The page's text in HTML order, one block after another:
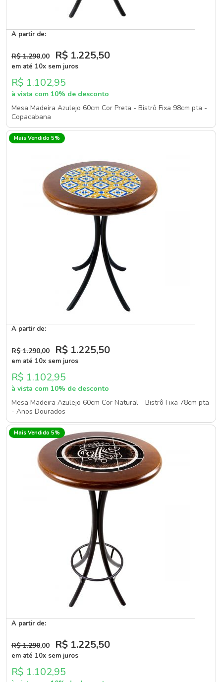
A partir de:
R$ 1.290,00 R$ 1.225,50
em até 10x sem juros
R$ 1.102,95
à vista com 10% de desconto
Mesa Madeira Azulejo 60cm Cor Preta - Bistrô Fixa 98cm pta -
Copacabana
Mais Vendido 5%
A partir de:
R$ 1.290,00 R$ 1.225,50
em até 10x sem juros
R$ 1.102,95
à vista com 10% de desconto
Mesa Madeira Azulejo 60cm Cor Natural - Bistrô Fixa 78cm pta
- Anos Dourados
Mais Vendido 5%
A partir de:
R$ 1.290,00 R$ 1.225,50
em até 10x sem juros
R$ 1.102,95